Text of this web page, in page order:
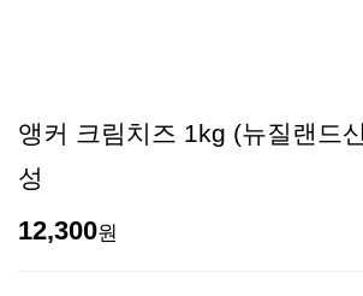
앵커 크림치즈 1kg (뉴질랜드
성
12,300원